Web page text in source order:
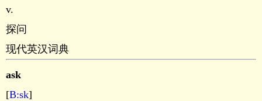
v.
探问
现代英汉词典
ask
[B:sk]